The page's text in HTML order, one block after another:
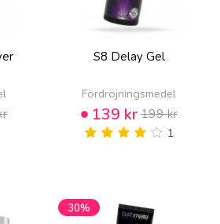
S8 Delay Gel
Fördröjningsmedel
139 kr199 kr
1
30%